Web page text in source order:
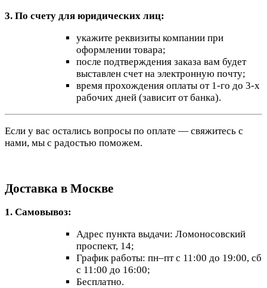
3. По счету для юридических лиц:
укажите реквизиты компании при
оформлении товара;
после подтверждения заказа вам будет
выставлен счет на электронную почту;
время прохождения оплаты от 1-го до 3-х
рабочих дней (зависит от банка).
Если у вас остались вопросы по оплате — свяжитесь с
нами, мы с радостью поможем.
Доставка в Москве
1. Самовывоз:
Адрес пункта выдачи: Ломоносовский
проспект, 14;
График работы: пн–пт с 11:00 до 19:00, сб
с 11:00 до 16:00;
Бесплатно.